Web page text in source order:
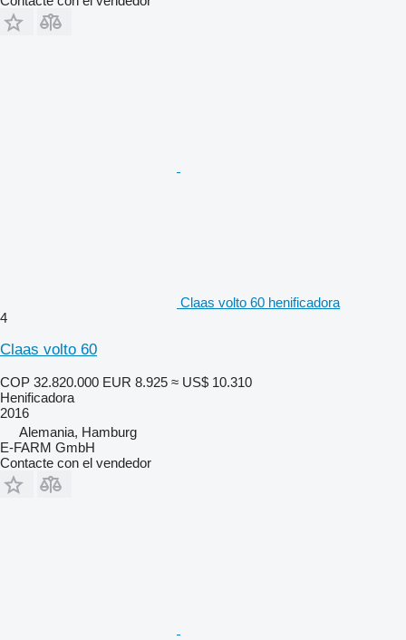
Claas volto 60 henificadora
4
Claas volto 60
COP 32.820.000 EUR 8.925 ≈ US$ 10.310
Henificadora
2016
Alemania, Hamburg
E-FARM GmbH
Contacte con el vendedor